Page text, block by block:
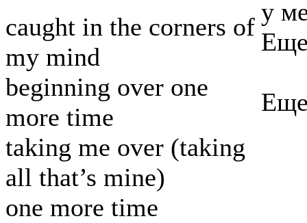
caught in the corners of
my mind
beginning over one
more time
taking me over (taking
all that’s mine)
one more time
у